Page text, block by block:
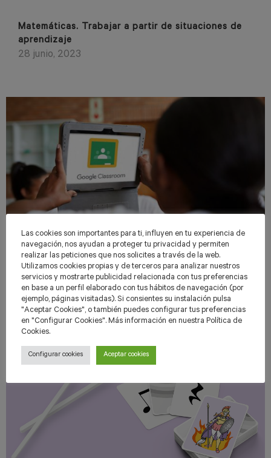
Matemáticas. Trabajar a partir de situaciones de
aprendizaje
28 junio, 2023
Los 5 beneficios de la integración de ProDigi en
Classroom
02 junio, 2023
Las cookies son importantes para ti, influyen en tu experiencia de
navegación, nos ayudan a proteger tu privacidad y permiten
realizar las peticiones que nos solicites a través de la web.
Utilizamos cookies propias y de terceros para analizar nuestros
servicios y mostrarte publicidad relacionada con tus preferencias
en base a un perfil elaborado con tus hábitos de navegación (por
ejemplo, páginas visitadas). Si consientes su instalación pulsa
"Aceptar Cookies", o también puedes configurar tus preferencias
en "Configurar Cookies". Más información en nuestra Política de
Cookies.
Configurar cookies Aceptar cookies